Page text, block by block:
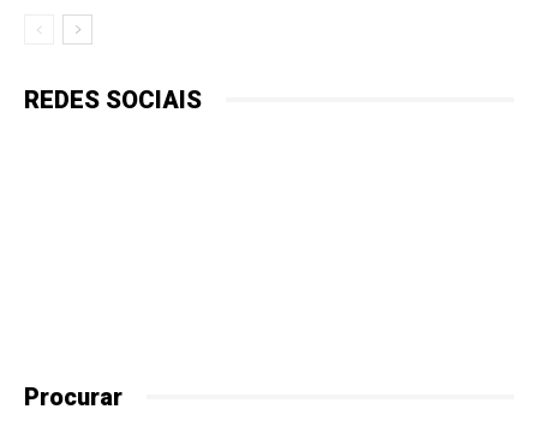
REDES SOCIAIS
Procurar